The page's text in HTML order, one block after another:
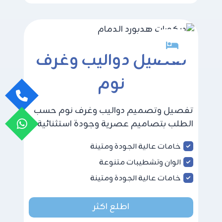
تفصيل دواليب وغرف
نوم
تفصيل وتصميم دواليب وغرف نوم حسب
الطلب بتصاميم عصرية وجودة استثنائية
خامات عالية الجودة ومتينة
الوان وتشطيبات متنوعة
خامات عالية الجودة ومتينة
اطلع اكثر